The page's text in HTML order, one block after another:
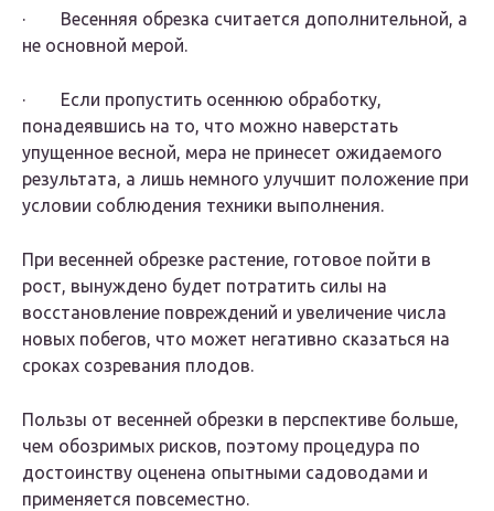
· Весенняя обрезка считается дополнительной, а
не основной мерой.
· Если пропустить осеннюю обработку,
понадеявшись на то, что можно наверстать
упущенное весной, мера не принесет ожидаемого
результата, а лишь немного улучшит положение при
условии соблюдения техники выполнения.
При весенней обрезке растение, готовое пойти в
рост, вынуждено будет потратить силы на
восстановление повреждений и увеличение числа
новых побегов, что может негативно сказаться на
сроках созревания плодов.
Пользы от весенней обрезки в перспективе больше,
чем обозримых рисков, поэтому процедура по
достоинству оценена опытными садоводами и
применяется повсеместно.